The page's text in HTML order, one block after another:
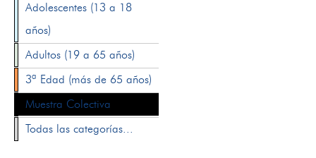
Adolescentes (13 a 18
años)
Adultos (19 a 65 años)
3ª Edad (más de 65 años)
Muestra Colectiva
Todas las categorías...